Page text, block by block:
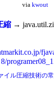
via kwout
縮 →
イル圧縮技術の